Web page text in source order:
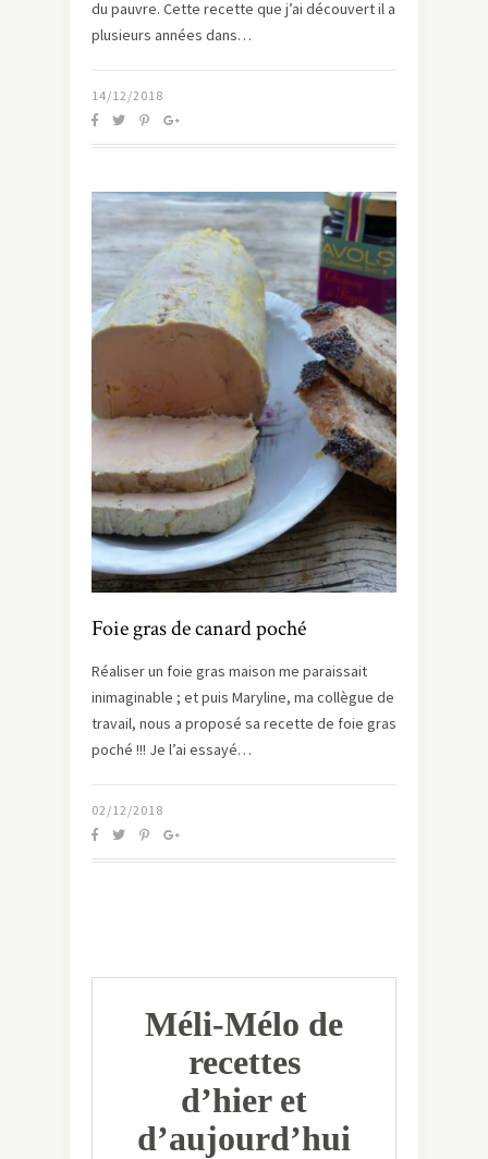
du pauvre. Cette recette que j’ai découvert il a
plusieurs années dans…
14/12/2018
Foie gras de canard poché
Réaliser un foie gras maison me paraissait
inimaginable ; et puis Maryline, ma collègue de
travail, nous a proposé sa recette de foie gras
poché !!! Je l’ai essayé…
02/12/2018
Méli-Mélo de
recettes
d’hier et
d’aujourd’hui